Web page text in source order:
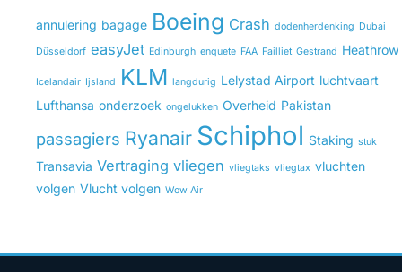
annulering bagage Boeing Crash dodenherdenking Dubai
Düsseldorf easyJet Edinburgh enquete FAA Failliet Gestrand Heathrow
Icelandair Ijsland KLM langdurig Lelystad Airport luchtvaart
Lufthansa onderzoek ongelukken Overheid Pakistan
passagiers Ryanair Schiphol Staking stuk
Transavia Vertraging vliegen vliegtaks vliegtax vluchten
volgen Vlucht volgen Wow Air